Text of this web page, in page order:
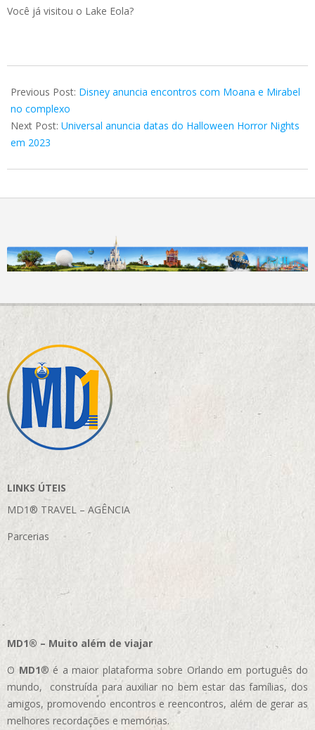
Você já visitou o Lake Eola?
03-
28
Previous Post: Disney anuncia encontros com Moana e Mirabel
no complexo
Next Post: Universal anuncia datas do Halloween Horror Nights
em 2023
LINKS ÚTEIS
MD1® TRAVEL – AGÊNCIA
Parcerias
MD1® – Muito além de viajar
O MD1® é a maior plataforma sobre Orlando em português do
mundo, construída para auxiliar no bem estar das famílias, dos
amigos, promovendo encontros e reencontros, além de gerar as
melhores recordações e memórias.